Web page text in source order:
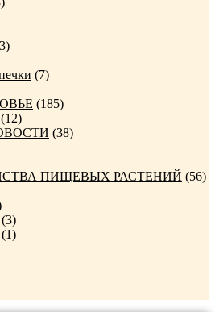
(7)
(185)
(12)
(38)
ПИЩЕВЫХ РАСТЕНИЙ (56)
(3)
(1)